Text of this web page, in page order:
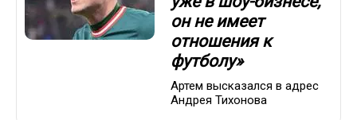
он не имеет
отношения к
футболу»
Артем высказался в адрес
Андрея Тихонова